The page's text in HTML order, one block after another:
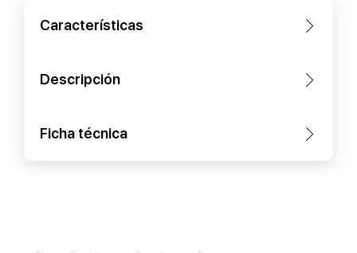
Características
Descripción
Ficha técnica